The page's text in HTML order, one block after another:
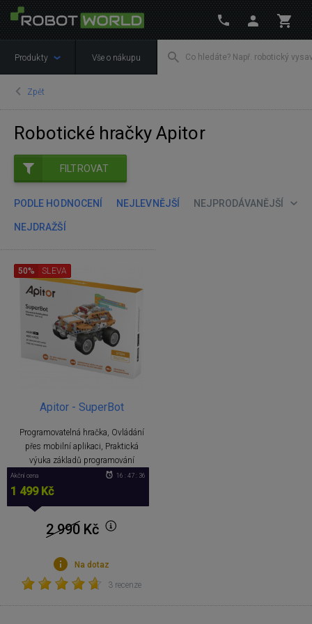
Produkty Vše o nákupu
Zpět
Robotické hračky Apitor
FILTROVAT
PODLE HODNOCENÍ NEJLEVNĚJŠÍ NEJPRODÁVANĚJŠÍ
NEJDRAŽŠÍ
Apitor - SuperBot
Programovatelná hračka, Ovládání
přes mobilní aplikaci, Praktická
výuka základů programování
50% SLEVA
Akční cena
1 499 Kč
16 : 47 : 36
2 990 Kč
Na dotaz
3 recenze